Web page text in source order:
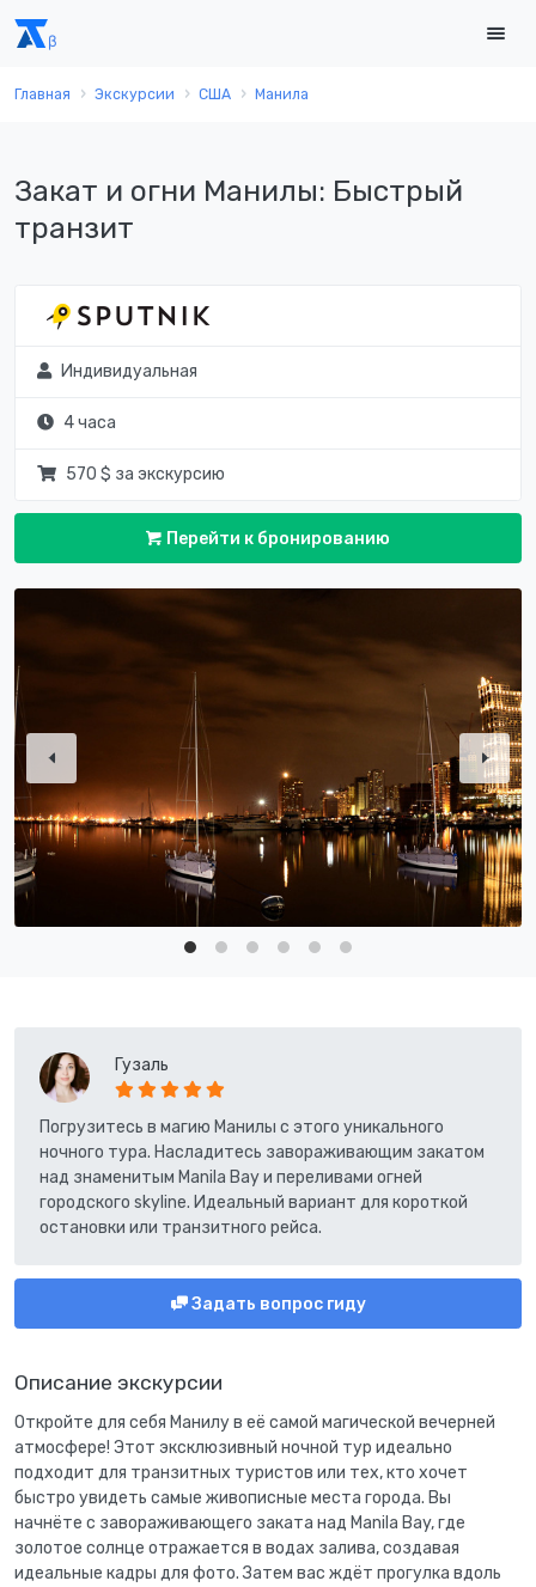
Главная Экскурсии США Манила
Закат и огни Манилы: Быстрый
транзит
Индивидуальная
4 часа
570 $ за экскурсию
Перейти к бронированию
Описание экскурсии
Откройте для себя Манилу в её самой магической вечерней
атмосфере! Этот эксклюзивный ночной тур идеально
подходит для транзитных туристов или тех, кто хочет
быстро увидеть самые живописные места города. Вы
начнёте с завораживающего заката над Manila Bay, где
золотое солнце отражается в водах залива, создавая
идеальные кадры для фото. Затем вас ждёт прогулка вдоль
Гузаль
Погрузитесь в магию Манилы с этого уникального
ночного тура. Насладитесь завораживающим закатом
над знаменитым Manila Bay и переливами огней
городского skyline. Идеальный вариант для короткой
остановки или транзитного рейса.
Задать вопрос гиду